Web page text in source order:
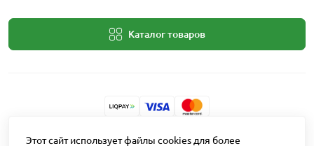
Каталог товаров
Разработчик: Intent Solutions
Этот сайт использует файлы cookies для более